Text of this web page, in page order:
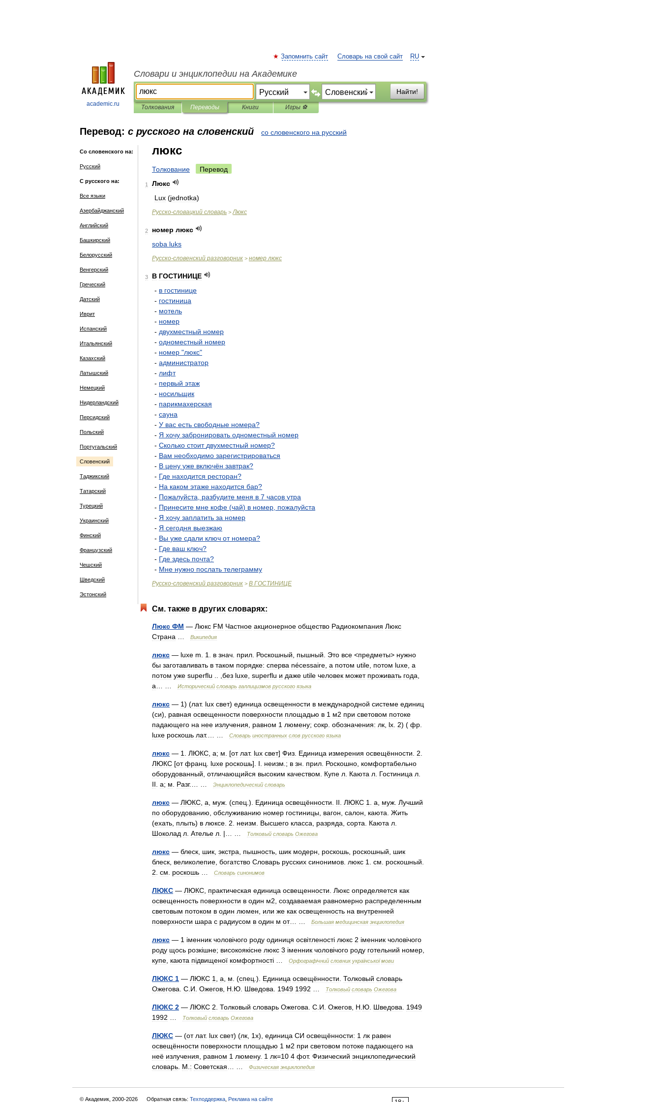
academic.ru
RU
Запомнить сайт Словарь на свой сайт
Словари и энциклопедии на Академике
Найти!
Толкования Переводы Книги Игры ⚽
Перевод: с русского на словенский со словенского на русский
Со словенского на:
Русский
С русского на:
Все языки
Азербайджанский
Английский
Башкирский
Белорусский
Венгерский
Греческий
Датский
Иврит
Испанский
Итальянский
Казахский
Латышский
Немецкий
Нидерландский
Персидский
Польский
Португальский
Словенский
Таджикский
Татарский
Турецкий
Украинский
Финский
Французский
Чешский
Шведский
Эстонский
люкс
Толкование Перевод
1
Люкс
Lux (jednotka)
Русско-словацкий словарь > Люкс
2 номер люкс
soba luks
Русско-словенский разговорник > номер люкс
3 В ГОСТИНИЦЕ
- в гостинице
- гостиница
- мотель
- номер
- двухместный номер
- одноместный номер
- номер "люкс"
- администратор
- лифт
- первый этаж
- носильщик
- парикмахерская
- сауна
- У вас есть свободные номера?
- Я хочу забронировать одноместный номер
- Сколько стоит двухместный номер?
- Вам необходимо зарегистрироваться
- В цену уже включён завтрак?
- Где находится ресторан?
- На каком этаже находится бар?
- Пожалуйста разбудите меня в 7 часов утра
- Принесите мне кофе (чай) в номер пожалуйста
- Я хочу заплатить за номер
- Я сегодня выезжаю
- Вы уже сдали ключ от номера?
- Где ваш ключ?
- Где здесь почта?
- Мне нужно послать телеграмму
Русско-словенский разговорник > В ГОСТИНИЦЕ
См. также в других словарях:
Люкс ФМ — Люкс FM Частное акционерное общество Радиокомпания Люкс
Страна
Википедия
люкс — luxe m 1 в знач прил Роскошный пышный Это все <предметы> нужно
бы заготавливать в таком порядке: сперва nécessaire а потом utile потом luxe а
потом уже superflu без luxe superflu и даже utile человек может проживать года
а
Исторический словарь галлицизмов русского языка
люкс — 1) (лат. lux свет) единица освещенности в международной системе единиц
(си), равная освещенности поверхности площадью в 1 м2 при световом потоке
падающего на нее излучения равном 1 люмену; сокр обозначения: лк lx 2) ( фр
luxe роскошь лат.… … Словарь иностранных слов русского языка
люкс — 1 ЛЮКС а; м . [от лат. lux свет] Физ Единица измерения освещённости 2
ЛЮКС [от франц luxe роскошь]. I неизм .; в зн прил Роскошно комфортабельно
оборудованный отличающийся высоким качеством Купе л Каюта л Гостиница л
II а; м Разг.… … Энциклопедический словарь
люкс — ЛЮКС а муж . (спец .). Единица освещённости II ЛЮКС 1 а муж Лучший
по оборудованию обслуживанию номер гостиницы вагон салон каюта Жить
(ехать плыть) в люксе 2 неизм Высшего класса разряда сорта Каюта л
Шоколад л Ателье л . |… … Толковый словарь Ожегова
люкс — блеск шик экстра пышность шик модерн роскошь роскошный
шик
блеск великолепие богатство Словарь русских синонимов люкс 1 см роскошный
2 см роскошь Словарь синонимов
ЛЮКС — ЛЮКС практическая единица освещенности Люкс определяется как
освещенность поверхности в один м2 создаваемая равномерно распределенным
световым потоком в один люмен или же как освещенность на внутренней
поверхности шара с радиусом в один м от… … Большая медицинская энциклопедия
люкс — 1 іменник чоловічого роду одиниця освітленості люкс 2 іменник чоловічого
роду щось розкішне; високоякісне люкс 3 іменник чоловічого роду готельний номер
купе каюта підвищеної комфортності … Орфографічний словник української мови
ЛЮКС 1 — ЛЮКС 1 а м . (спец .). Единица освещённости Толковый словарь
Ожегова С И Ожегов Н Ю Шведова 1949 1992 Толковый словарь Ожегова
ЛЮКС 2 — ЛЮКС 2 Толковый словарь Ожегова С И Ожегов Н Ю Шведова
1949
1992
Толковый словарь Ожегова
ЛЮКС — (от лат. lux свет) (лк 1х), единица СИ освещённости: 1 лк равен
освещённости поверхности площадью 1 м2 при световом потоке падающего на
неё излучения равном 1 люмену. 1 лк=10 4 фот. Физический энциклопедический
словарь М : Советская Физическая энциклопедия
© Академик, 2000-2026 Обратная связь: Техподдержка Реклама на сайте